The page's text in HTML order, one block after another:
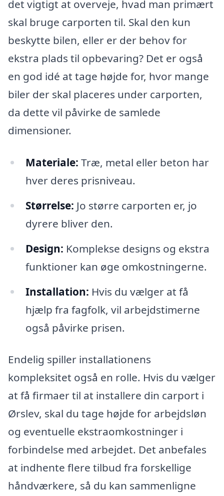
det vigtigt at overveje, hvad man primært
skal bruge carporten til. Skal den kun
beskytte bilen, eller er der behov for
ekstra plads til opbevaring? Det er også
en god idé at tage højde for, hvor mange
biler der skal placeres under carporten,
da dette vil påvirke de samlede
dimensioner.
Materiale: Træ, metal eller beton har
hver deres prisniveau.
Størrelse: Jo større carporten er, jo
dyrere bliver den.
Design: Komplekse designs og ekstra
funktioner kan øge omkostningerne.
Installation: Hvis du vælger at få
hjælp fra fagfolk, vil arbejdstimerne
også påvirke prisen.
Endelig spiller installationens
kompleksitet også en rolle. Hvis du vælger
at få firmaer til at installere din carport i
Ørslev, skal du tage højde for arbejdsløn
og eventuelle ekstraomkostninger i
forbindelse med arbejdet. Det anbefales
at indhente flere tilbud fra forskellige
håndværkere, så du kan sammenligne